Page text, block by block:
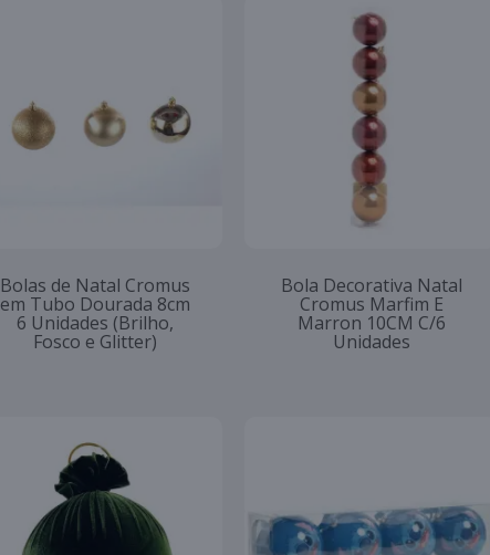
Bolas de Natal Cromus
em Tubo Dourada 8cm
6 Unidades (Brilho,
Fosco e Glitter)
Bola Decorativa Natal
Cromus Marfim E
Marron 10CM C/6
Unidades